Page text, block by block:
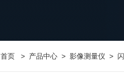
首页 > 产品中心 > 影像测量仪 >